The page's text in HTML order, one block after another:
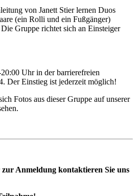
von Janett Stier lernen Duos
(ein Rolli und ein Fußgänger)
Gruppe richtet sich an Einsteiger
Uhr in der barrierefreien
Der Einstieg ist jederzeit möglich!
Fotos aus dieser Gruppe auf unserer
Anmeldung kontaktieren Sie uns